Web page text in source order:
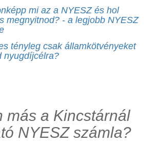
mi az a NYESZ és hol
megnyitnod? - a legjobb NYESZ
tényleg csak államkötvényeket
nyugdíjcélra?
más a Kincstárnál
NYESZ számla?